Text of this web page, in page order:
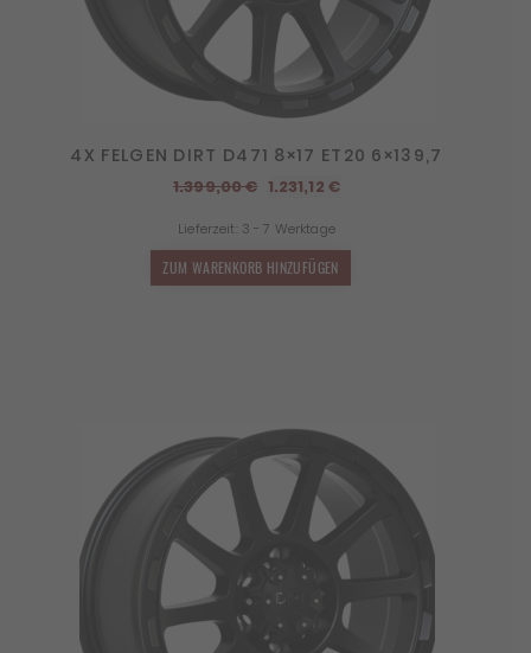
4X FELGEN DIRT D471 8×17 ET20 6×139,7
1.399,00€ Ursprünglicher
war:
1.399,00 €
1.231,12 €Aktueller
Lieferzeit: 3 - 7 Werktage
ZUM WARENKORB HINZUFÜGEN